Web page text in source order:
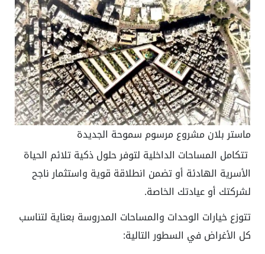
ماستر بلان مشروع مرسوم سموحة الجديدة
تتكامل المساحات الداخلية لتوفر حلول ذكية تلائم الحياة
الأسرية الهادئة أو تضمن انطلاقة قوية واستثمار ناجح
لشركتك أو عيادتك الخاصة.
تتوزع خيارات الوحدات والمساحات المدروسة بعناية لتناسب
كل الأغراض في السطور التالية: